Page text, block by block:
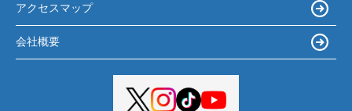
アクセスマップ
会社概要